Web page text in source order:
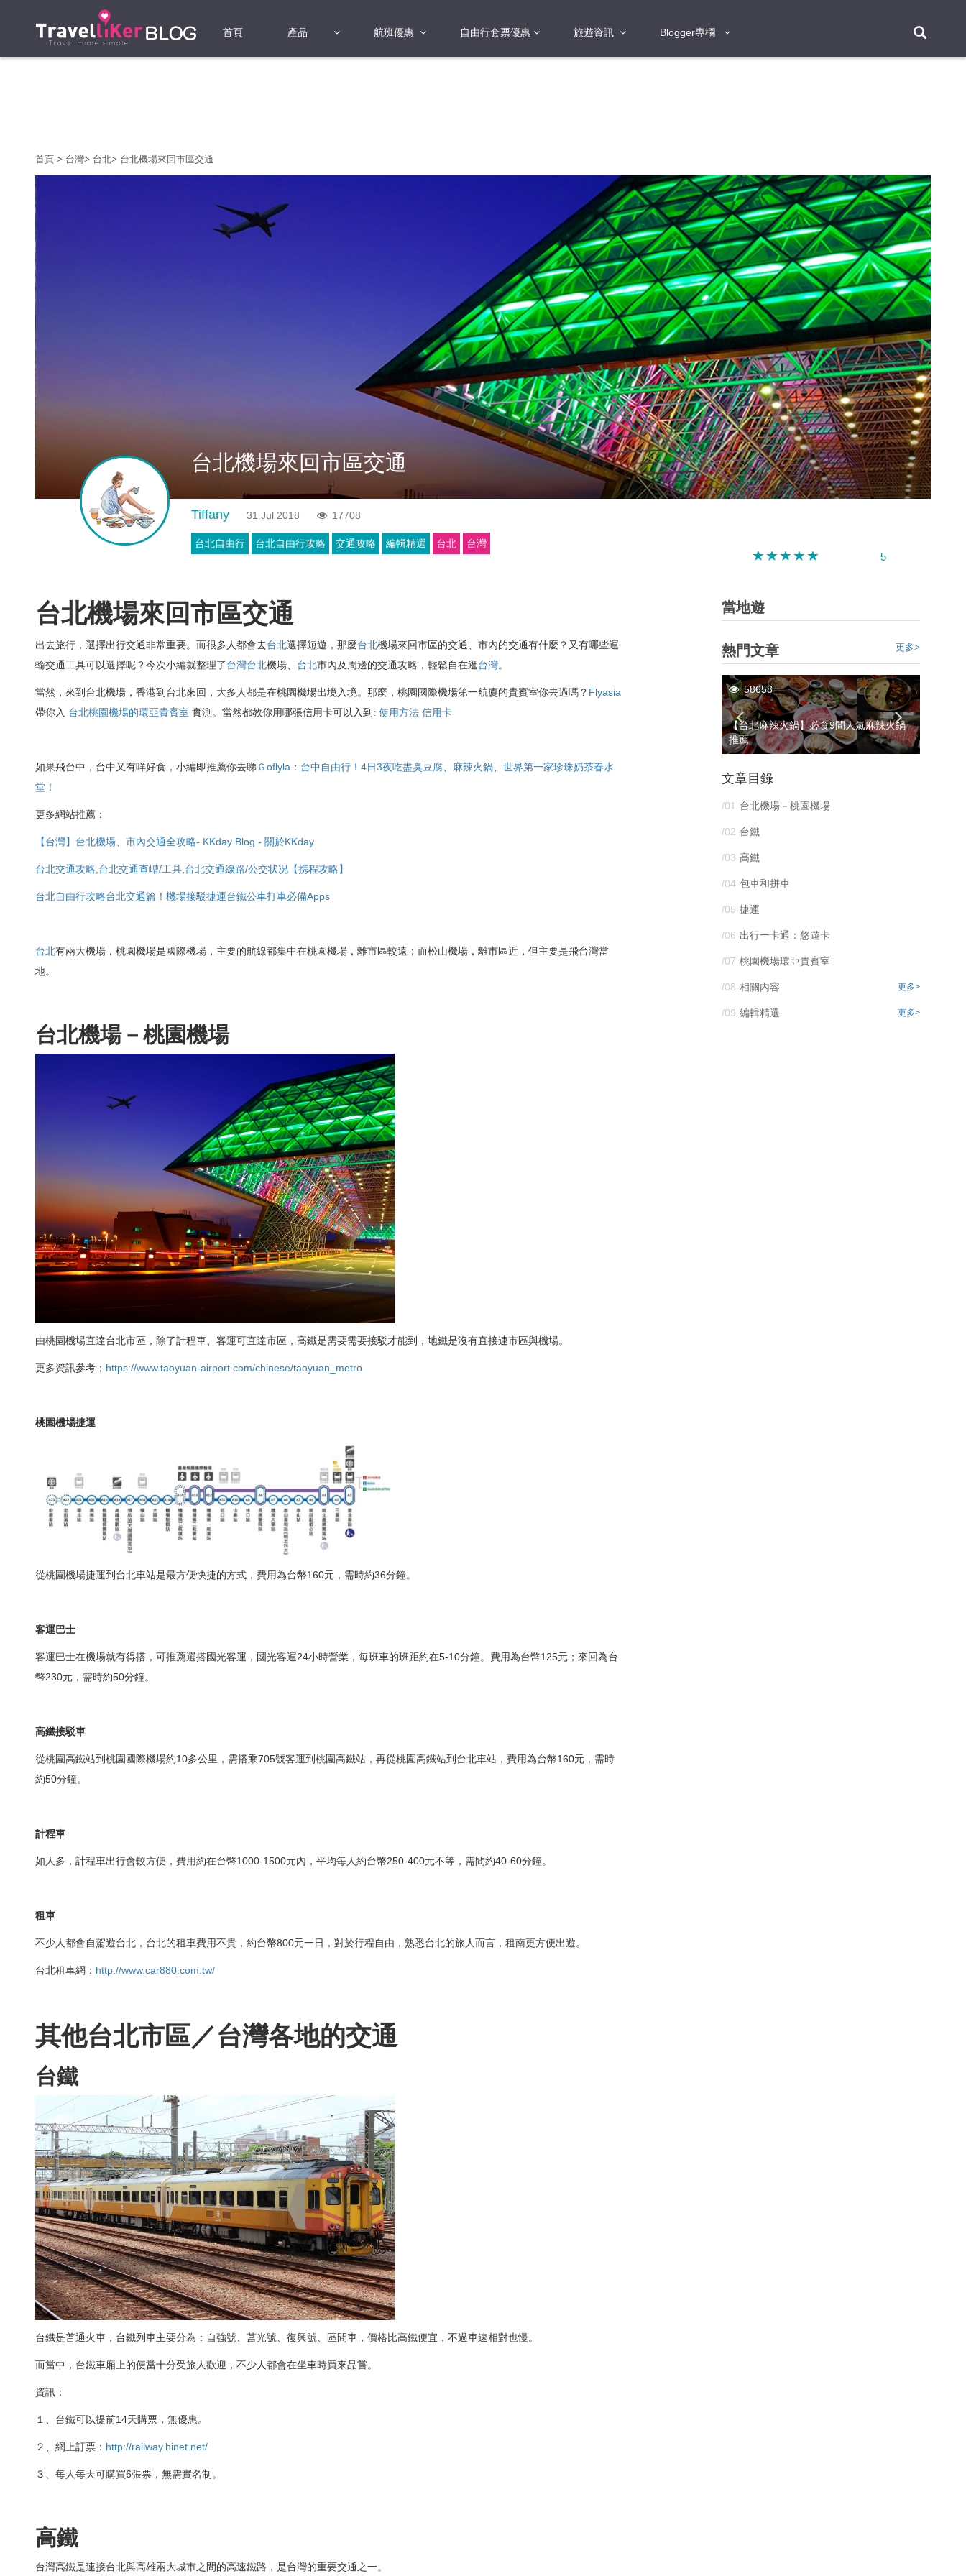
首頁 產品
租借WIFI蛋
航班優惠 自由行套票優惠 旅遊資訊
澳洲
非洲
其他
韓國 首爾 釜山 濟州
泰國 曼谷 芭堤雅 華欣 清邁 清萊 大城府
素可泰 羅勇 其他 普吉
新加坡
馬來西亞 新山 吉隆坡 馬六甲 狄臣港 檳城
越南 峴港 胡志明市 芽莊
中國 深圳 香港
Blogger專欄
首頁> 台灣> 台北> 台北機場來回市區交通
台北機場來回市區交通
Tiffany 31 Jul 2018 17708
台北自由行 台北自由行攻略 交通攻略 編輯精選 台北 台灣
5
台北機場來回市區交通
出去旅行，選擇出行交通非常重要。而很多人都會去台北選擇短遊，那麼台北機場來回市區的交通、市內的交通有什麼？又有哪些運
輸交通工具可以選擇呢？今次小編就整理了台灣台北機場、 台北市內及周邊的交通攻略，輕鬆自在逛台灣。
當然，來到台北機場，香港到台北來回，大多人都是在桃園機場出境入境。那麼，桃園國際機場第一航廈的貴賓室你去過嗎？ Flyasia
帶你入 台北桃園機場的環亞貴賓室 實測。當然都教你用哪張信用卡可以入到: 使用方法 信用卡
如果飛台中，台中又有咩好食，小編即推薦你去睇Ｇoflyla ： 台中自由行！4日3夜吃盡臭豆腐、麻辣火鍋、世界第一家珍珠奶茶春水
堂！
更多網站推薦：
【台灣】台北機場、市內交通全攻略- KKday Blog - 關於KKday
台北交通攻略,台北交通查嶆/工具,台北交通線路/公交状况【携程攻略】
台北自由行攻略台北交通篇！機場接駁捷運台鐵公車打車必備Apps
台北有兩大機場，桃園機場是國際機場，主要的航線都集中在桃園機場，離市區較遠；而松山機場，離市區近，但主要是飛台灣當
地。
台北機場－桃園機場
由桃園機場直達台北市區，除了計程車、客運可直達市區，高鐵是需要需要接駁才能到，地鐵是沒有直接連市區與機場。
更多資訊參考； https://www.taoyuan-airport.com/chinese/taoyuan_metro
桃園機場捷運
從桃園機場捷運到台北車站是最方便快捷的方式，費用為台幣160元，需時約36分鐘。
客運巴士
客運巴士在機場就有得搭，可推薦選搭國光客運，國光客運24小時營業，每班車的班距約在5-10分鐘。費用為台幣125元；來回為台
幣230元，需時約50分鐘。
高鐵接駁車
從桃園高鐵站到桃園國際機場約10多公里，需搭乘705號客運到桃園高鐵站，再從桃園高鐵站到台北車站，費用為台幣160元，需時
約50分鐘。
計程車
如人多，計程車出行會較方便，費用約在台幣1000-1500元內，平均每人約台幣250-400元不等，需間約40-60分鐘。
租車
不少人都會自駕遊台北，台北的租車費用不貴，約台幣800元一日，對於行程自由，熟悉台北的旅人而言，租南更方便出遊。
台北租車網： http://www.car880.com.tw/
其他台北市區／台灣各地的交通
台鐵
台鐵是普通火車，台鐵列車主要分為：自強號、莒光號、復興號、區間車，價格比高鐵便宜，不過車速相對也慢。
而當中，台鐵車廂上的便當十分受旅人歡迎，不少人都會在坐車時買來品嘗。
資訊：
１、台鐵可以提前14天購票，無優惠。
２、網上訂票： http://railway.hinet.net/
３、每人每天可購買6張票，無需實名制。
高鐵
台灣高鐵是連接台北與高雄兩大城市之間的高速鐵路，是台灣的重要交通之一。
當地遊
熱門文章 更多>
24820
【台北麻辣火鍋】必食9間人氣麻辣火鍋
推薦
58658
文章目錄
/01 台北機場－桃園機場
/02 台鐵
/03 高鐵
/04 包車和拼車
/05 捷運
/06 出行一卡通：悠遊卡
/07 桃園機場環亞貴賓室
/08 相關內容 更多>
/09 編輯精選 更多>